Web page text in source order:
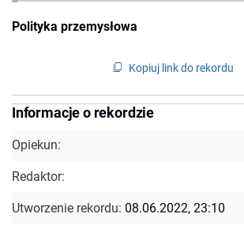
Polityka przemysłowa
Kopiuj link do rekordu
Informacje o rekordzie
Opiekun:
Redaktor:
Utworzenie rekordu: 08.06.2022, 23:10